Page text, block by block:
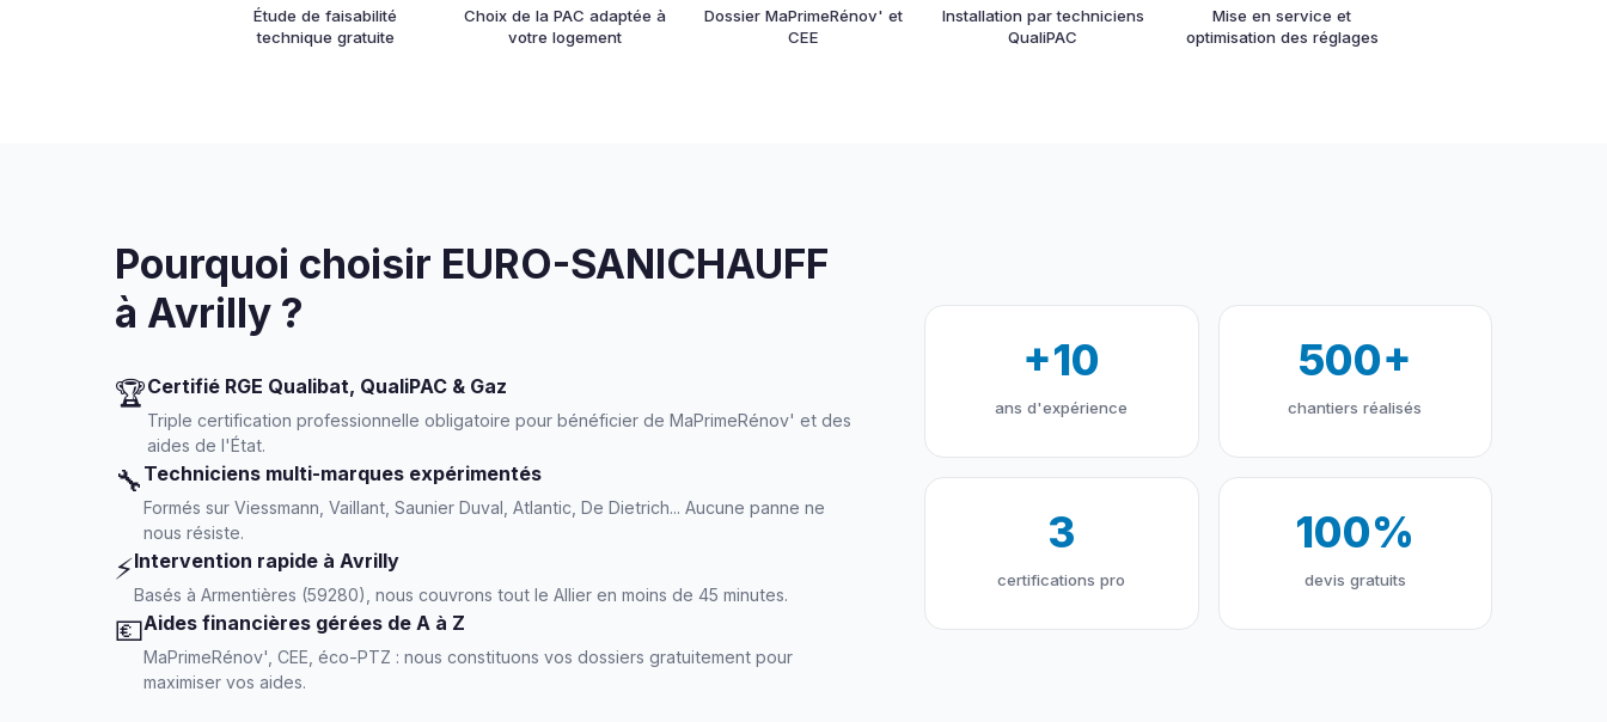
Étude de faisabilité
technique gratuite
Choix de la PAC adaptée à
votre logement
Dossier MaPrimeRénov' et
CEE
Installation par techniciens
QualiPAC
Mise en service et
optimisation des réglages
Pourquoi choisir EURO-SANICHAUFF
à Avrilly ?
🏆Certifié RGE Qualibat, QualiPAC & Gaz
Triple certification professionnelle obligatoire pour bénéficier de MaPrimeRénov' et des
aides de l'État.
🔧 Techniciens multi-marques expérimentés
Formés sur Viessmann, Vaillant, Saunier Duval, Atlantic, De Dietrich... Aucune panne ne
nous résiste.
⚡Intervention rapide à Avrilly
Basés à Armentières (59280), nous couvrons tout le Allier en moins de 45 minutes.
💶Aides financières gérées de A à Z
MaPrimeRénov', CEE, éco-PTZ : nous constituons vos dossiers gratuitement pour
maximiser vos aides.
+10
ans d'expérience
500+
chantiers réalisés
3
certifications pro
100%
devis gratuits